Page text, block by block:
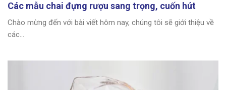
Các mẫu chai đựng rượu sang trọng, cuốn hút
Chào mừng đến với bài viết hôm nay, chúng tôi sẽ giới thiệu về
các...